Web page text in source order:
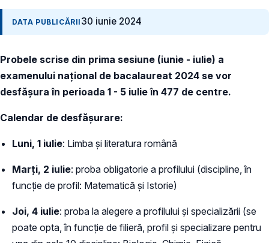
DATA PUBLICĂRII 30 iunie 2024
Probele scrise din prima sesiune (iunie - iulie) a
examenului național de bacalaureat 2024 se vor
desfășura în perioada 1 - 5 iulie în 477 de centre.
Calendar de desfășurare:
Luni, 1 iulie: Limba și literatura română
Marți, 2 iulie: proba obligatorie a profilului (discipline, în
funcție de profil: Matematică și Istorie)
Joi, 4 iulie: proba la alegere a profilului şi specializării (se
poate opta, în funcție de filieră, profil și specializare pentru